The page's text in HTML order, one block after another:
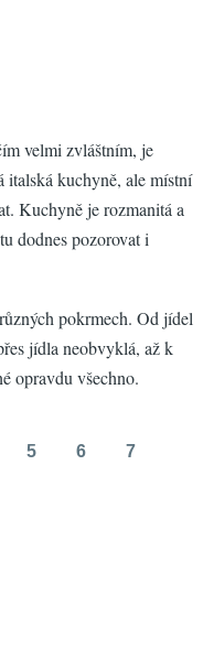
velmi zvláštním, je
italská kuchyně, ale místní
Kuchyně je rozmanitá a
dodnes pozorovat i
pokrmech. Od jídel
jídla neobvyklá, až k
opravdu všechno.
5 6 7